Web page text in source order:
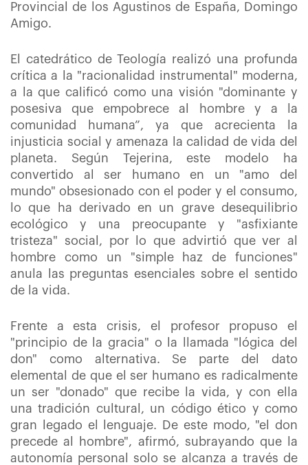
Provincial de los Agustinos de España, Domingo
Amigo.
El catedrático de Teología realizó una profunda
crítica a la "racionalidad instrumental" moderna,
a la que calificó como una visión "dominante y
posesiva que empobrece al hombre y a la
comunidad humana”, ya que acrecienta la
injusticia social y amenaza la calidad de vida del
planeta. Según Tejerina, este modelo ha
convertido al ser humano en un "amo del
mundo" obsesionado con el poder y el consumo,
lo que ha derivado en un grave desequilibrio
ecológico y una preocupante y "asfixiante
tristeza" social, por lo que advirtió que ver al
hombre como un "simple haz de funciones"
anula las preguntas esenciales sobre el sentido
de la vida.
Frente a esta crisis, el profesor propuso el
"principio de la gracia" o la llamada "lógica del
don" como alternativa. Se parte del dato
elemental de que el ser humano es radicalmente
un ser "donado" que recibe la vida, y con ella
una tradición cultural, un código ético y como
gran legado el lenguaje. De este modo, "el don
precede al hombre", afirmó, subrayando que la
autonomía personal solo se alcanza a través de